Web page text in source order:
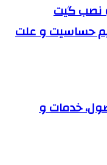
و نصب گیت
حساسیت و علت
خدمات و